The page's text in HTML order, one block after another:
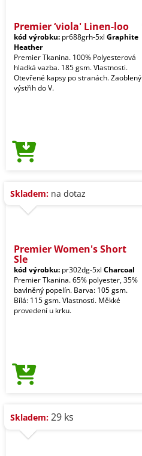
Premier ‘viola' Linen-loo
kód výrobku: pr688grh-5xl Graphite
Heather
Premier Tkanina. 100% Polyesterová
hladká vazba. 185 gsm. Vlastnosti.
Otevřené kapsy po stranách. Zaoblený
výstřih do V.
Skladem: na dotaz
Premier Women's Short
Sle
kód výrobku: pr302dg-5xl Charcoal
Premier Tkanina. 65% polyester, 35%
bavlněný popelín. Barva: 105 gsm.
Bílá: 115 gsm. Vlastnosti. Měkké
provedení u krku.
Skladem: 29 ks